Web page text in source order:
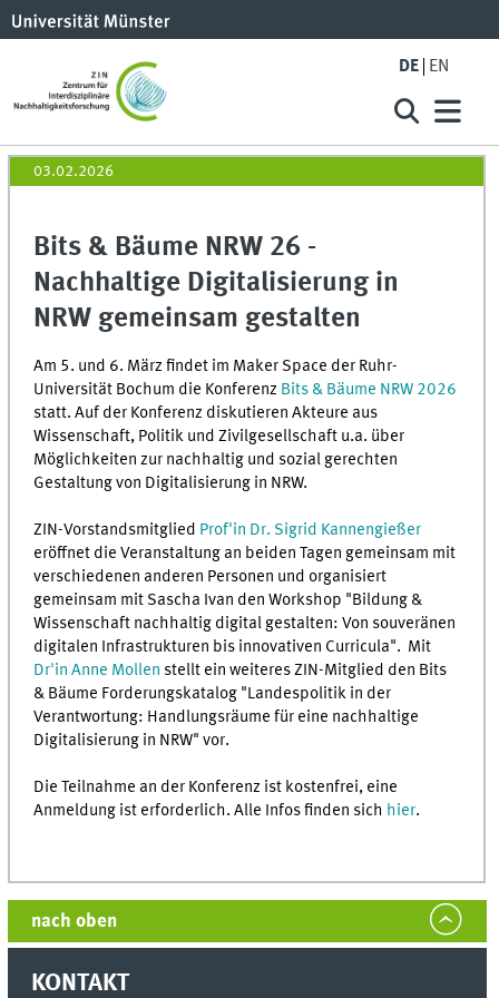
DE EN
03.02.2026
Bits & Bäume NRW 26 -
Nachhaltige Digitalisierung in
NRW gemeinsam gestalten
Am 5. und 6. März findet im Maker Space der Ruhr-
Universität Bochum die Konferenz Bits & Bäume NRW 2026
statt. Auf der Konferenz diskutieren Akteure aus
Wissenschaft, Politik und Zivilgesellschaft u.a. über
Möglichkeiten zur nachhaltig und sozial gerechten
Gestaltung von Digitalisierung in NRW.
ZIN-Vorstandsmitglied Prof'in Dr. Sigrid Kannengießer
eröffnet die Veranstaltung an beiden Tagen gemeinsam mit
verschiedenen anderen Personen und organisiert
gemeinsam mit Sascha Ivan den Workshop "Bildung &
Wissenschaft nachhaltig digital gestalten: Von souveränen
digitalen Infrastrukturen bis innovativen Curricula". Mit
Dr'in Anne Mollen stellt ein weiteres ZIN-Mitglied den Bits
& Bäume Forderungskatalog "Landespolitik in der
Verantwortung: Handlungsräume für eine nachhaltige
Digitalisierung in NRW" vor.
Die Teilnahme an der Konferenz ist kostenfrei, eine
Anmeldung ist erforderlich. Alle Infos finden sich hier.
nach oben
KONTAKT